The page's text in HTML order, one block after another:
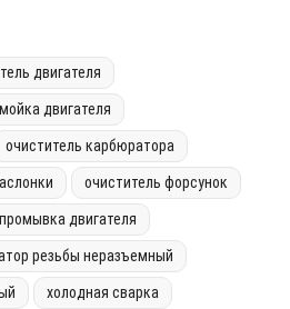
двигателя
мойка двигателя
очиститель карбюратора
очиститель форсунок
промывка двигателя
резьбы неразъемный
холодная сварка